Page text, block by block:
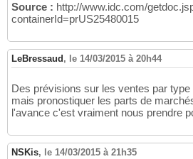
Source : http://www.idc.com/
containerId=prUS25480015
LeBressaud , le 14/03/2015 à 20h44
Des prévisions sur les ventes par
mais pronostiquer les parts de
l'avance c'est vraiment nous prendre
NSKis, le 14/03/2015 à 21h35